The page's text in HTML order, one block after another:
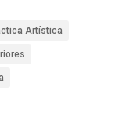
Artística